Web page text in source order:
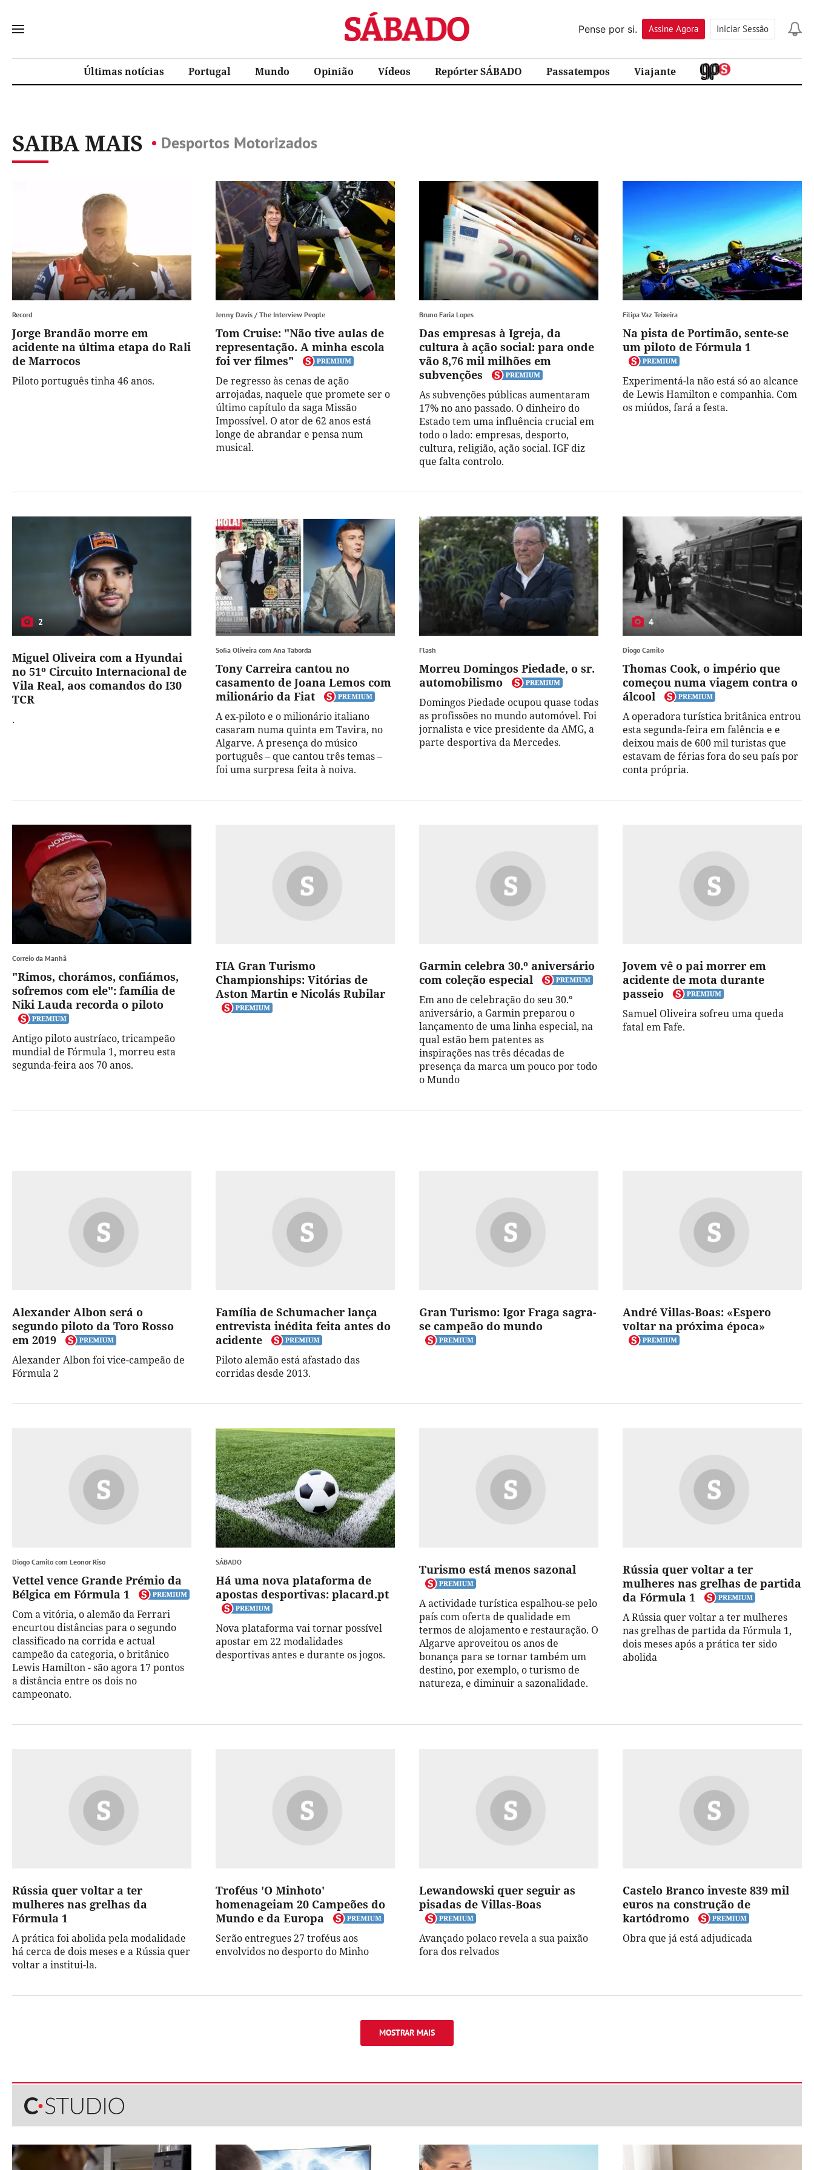
Sábado
Pense por si.
Assine Agora Iniciar Sessão
Últimas notícias Portugal Mundo Opinião Vídeos Repórter SÁBADO Passatempos Viajante
SAIBA MAIS Desportos Motorizados
Record
Jorge Brandão morre em
acidente na última etapa do Rali
de Marrocos
Piloto português tinha 46 anos.
Jenny Davis / The Interview People
Tom Cruise: "Não tive aulas de
representação. A minha escola
foi ver filmes"
De regresso às cenas de ação
arrojadas, naquele que promete ser o
último capítulo da saga Missão
Impossível. O ator de 62 anos está
longe de abrandar e pensa num
musical.
Bruno Faria Lopes
Das empresas à Igreja, da
cultura à ação social: para onde
vão 8,76 mil milhões em
subvenções
As subvenções públicas aumentaram
17% no ano passado. O dinheiro do
Estado tem uma influência crucial em
todo o lado: empresas, desporto,
cultura, religião, ação social. IGF diz
que falta controlo.
Filipa Vaz Teixeira
Na pista de Portimão, sente-se
um piloto de Fórmula 1
Experimentá-la não está só ao alcance
de Lewis Hamilton e companhia. Com
os miúdos, fará a festa.
2
Miguel Oliveira com a Hyundai
no 51º Circuito Internacional de
Vila Real, aos comandos do I30
TCR
.
Sofia Oliveira com Ana Taborda
Tony Carreira cantou no
casamento de Joana Lemos com
milionário da Fiat
A ex-piloto e o milionário italiano
casaram numa quinta em Tavira, no
Algarve. A presença do músico
português – que cantou três temas –
foi uma surpresa feita à noiva.
Flash
Morreu Domingos Piedade, o sr.
automobilismo
Domingos Piedade ocupou quase todas
as profissões no mundo automóvel. Foi
jornalista e vice presidente da AMG, a
parte desportiva da Mercedes.
4
Diogo Camilo
Thomas Cook, o império que
começou numa viagem contra o
álcool
A operadora turística britânica entrou
esta segunda-feira em falência e e
deixou mais de 600 mil turistas que
estavam de férias fora do seu país por
conta própria.
Correio da Manhã
"Rimos, chorámos, confiámos,
sofremos com ele": família de
Niki Lauda recorda o piloto
Antigo piloto austríaco, tricampeão
mundial de Fórmula 1, morreu esta
segunda-feira aos 70 anos.
FIA Gran Turismo
Championships: Vitórias de
Aston Martin e Nicolás Rubilar
Garmin celebra 30.º aniversário
com coleção especial
Em ano de celebração do seu 30.º
aniversário, a Garmin preparou o
lançamento de uma linha especial, na
qual estão bem patentes as
inspirações nas três décadas de
presença da marca um pouco por todo
o Mundo
Jovem vê o pai morrer em
acidente de mota durante
passeio
Samuel Oliveira sofreu uma queda
fatal em Fafe.
Alexander Albon será o
segundo piloto da Toro Rosso
em 2019
Alexander Albon foi vice-campeão de
Fórmula 2
Família de Schumacher lança
entrevista inédita feita antes do
acidente
Piloto alemão está afastado das
corridas desde 2013.
Gran Turismo: Igor Fraga sagra-
se campeão do mundo
André Villas-Boas: «Espero
voltar na próxima época»
Diogo Camilo com Leonor Riso
Vettel vence Grande Prémio da
Bélgica em Fórmula 1
Com a vitória, o alemão da Ferrari
encurtou distâncias para o segundo
classificado na corrida e actual
campeão da categoria, o britânico
Lewis Hamilton - são agora 17 pontos
a distância entre os dois no
campeonato.
SÁBADO
Há uma nova plataforma de
apostas desportivas: placard.pt
Nova plataforma vai tornar possível
apostar em 22 modalidades
desportivas antes e durante os jogos.
Turismo está menos sazonal
A actividade turística espalhou-se pelo
país com oferta de qualidade em
termos de alojamento e restauração. O
Algarve aproveitou os anos de
bonança para se tornar também um
destino, por exemplo, o turismo de
natureza, e diminuir a sazonalidade.
Rússia quer voltar a ter
mulheres nas grelhas de partida
da Fórmula 1
A Rússia quer voltar a ter mulheres
nas grelhas de partida da Fórmula 1,
dois meses após a prática ter sido
abolida
Rússia quer voltar a ter
mulheres nas grelhas da
Fórmula 1
A prática foi abolida pela modalidade
há cerca de dois meses e a Rússia quer
voltar a institui-la.
Troféus 'O Minhoto'
homenageiam 20 Campeões do
Mundo e da Europa
Serão entregues 27 troféus aos
envolvidos no desporto do Minho
Lewandowski quer seguir as
pisadas de Villas-Boas
Avançado polaco revela a sua paixão
fora dos relvados
Castelo Branco investe 839 mil
euros na construção de
kartódromo
Obra que já está adjudicada
MOSTRAR MAIS